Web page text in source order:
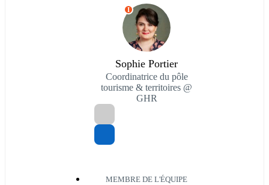
I
Sophie Portier
Coordinatrice du pôle
tourisme & territoires @
GHR
MEMBRE DE L'ÉQUIPE